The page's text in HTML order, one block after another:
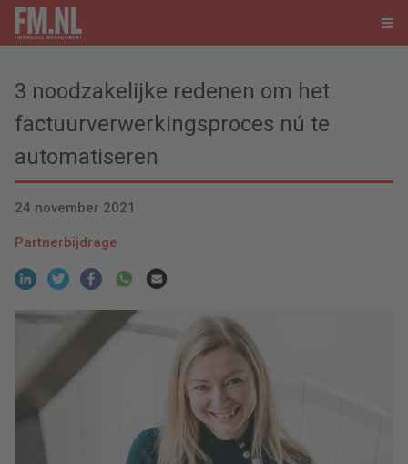
3 noodzakelijke redenen om het
factuurverwerkingsproces nú te
automatiseren
24 november 2021
Partnerbijdrage